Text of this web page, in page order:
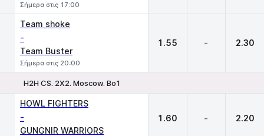
Σήμερα στις 17:00
Team shoke
-
Team Buster
Σήμερα στις 20:00
1.55 - 2.30
H2H CS. 2X2. Moscow. Bo1
HOWL FIGHTERS
-
GUNGNIR WARRIORS
1.60 - 2.20